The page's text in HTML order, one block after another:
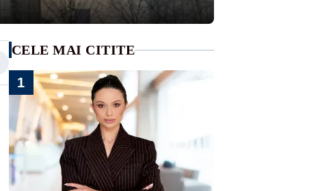
CELE MAI CITITE
1